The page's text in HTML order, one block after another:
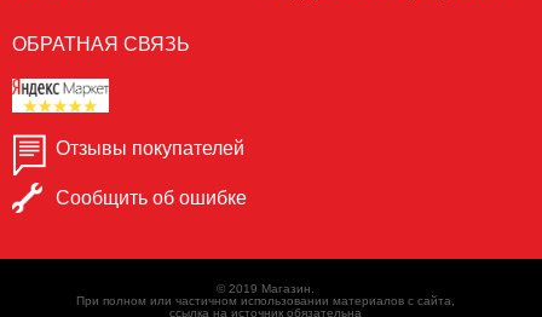
ОБРАТНАЯ СВЯЗЬ
Отзывы покупателей
Сообщить об ошибке
© 2019 Магазин.
При полном или частичном использовании материалов с сайта,
ссылка на источник обязательна